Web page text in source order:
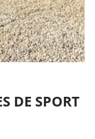
DE SPORT